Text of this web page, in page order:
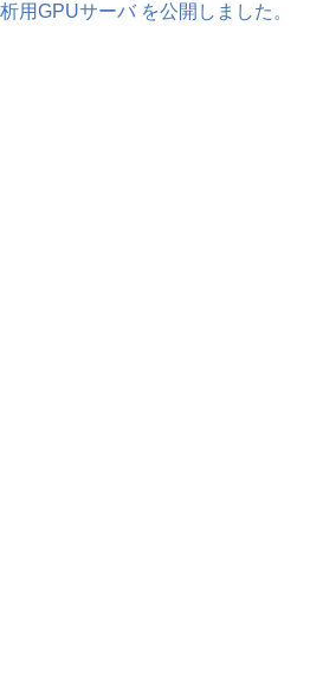
用GPUサーバ を公開しました。